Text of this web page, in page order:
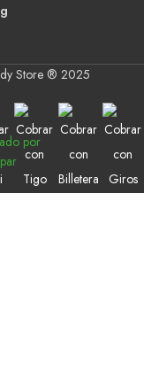
Store ® 2025